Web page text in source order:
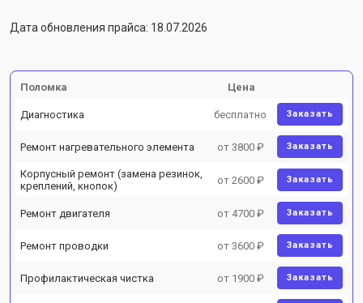
Дата обновления прайса: 18.07.2026
Поломка Цена
Диагностика бесплатно Заказать
Ремонт нагревательного элемента от 3800 ₽ Заказать
Корпусный ремонт (замена резинок,
креплений, кнопок)
от 2600 ₽ Заказать
Ремонт двигателя от 4700 ₽ Заказать
Ремонт проводки от 3600 ₽ Заказать
Профилактическая чистка от 1900 ₽ Заказать